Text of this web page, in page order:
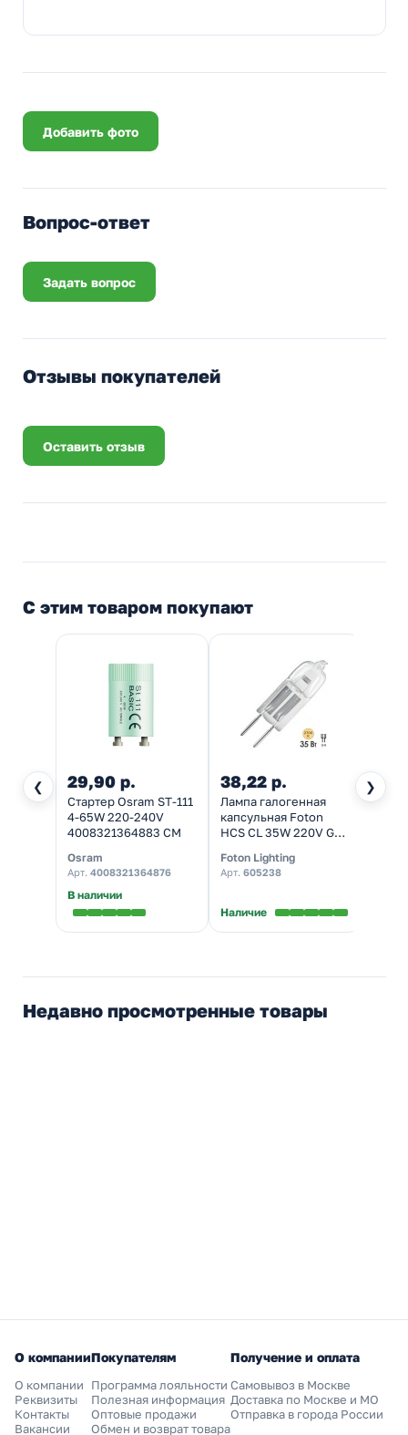
Добавить фото
Вопрос-ответ
Задать вопрос
Отзывы покупателей
Оставить отзыв
С этим товаром покупают
❮ ❯
29,90 р.
Стартер Osram ST-111
4-65W 220-240V
4008321364883 СМ
Osram
Арт. 4008321364876
В наличии
38,22 р.
Лампа галогенная
капсульная Foton
HCS CL 35W 220V G4
Foton Lighting
Арт. 605238
Наличие
Недавно просмотренные товары
О компании
О компании
Реквизиты
Контакты
Вакансии
Покупателям
Программа лояльности
Полезная информация
Оптовые продажи
Обмен и возврат товара
Получение и оплата
Самовывоз в Москве
Доставка по Москве и МО
Отправка в города России